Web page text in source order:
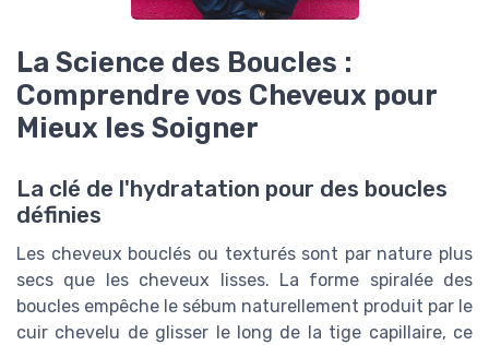
La Science des Boucles :
Comprendre vos Cheveux pour
Mieux les Soigner
La clé de l'hydratation pour des boucles
définies
Les cheveux bouclés ou texturés sont par nature plus
secs que les cheveux lisses. La forme spiralée des
boucles empêche le sébum naturellement produit par le
cuir chevelu de glisser le long de la tige capillaire, ce